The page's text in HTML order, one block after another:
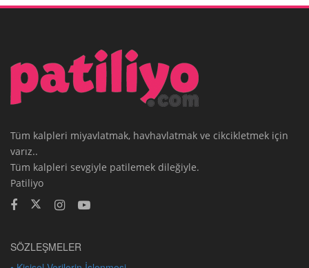
Tüm kalpleri miyavlatmak, havhavlatmak ve cikcikletmek için
varız..
Tüm kalpleri sevgiyle patilemek dileğiyle.
Patiliyo
SÖZLEŞMELER